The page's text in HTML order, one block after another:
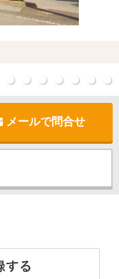
メールで問合せ